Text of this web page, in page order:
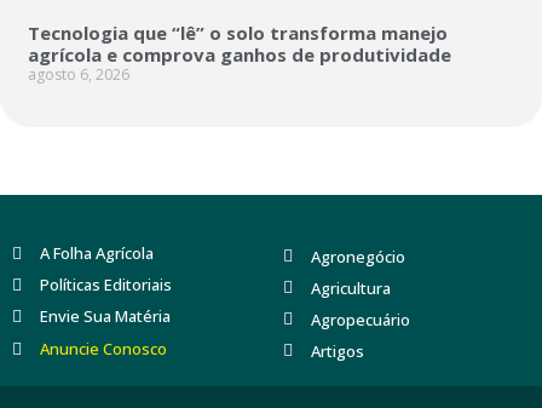
Tecnologia que “lê” o solo transforma manejo
agrícola e comprova ganhos de produtividade
agosto 6, 2026
A Folha Agrícola
Políticas Editoriais
Envie Sua Matéria
Anuncie Conosco
Agronegócio
Agricultura
Agropecuário
Artigos